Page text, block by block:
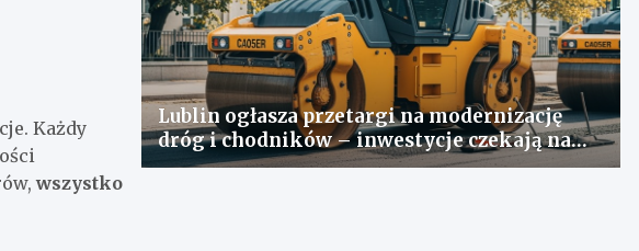
Każdy
wszystko
Lublin ogłasza przetargi na modernizację
dróg i chodników – inwestycje czekają na
oferty